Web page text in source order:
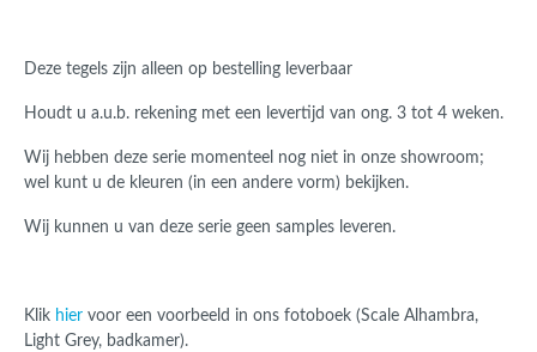
Deze tegels zijn alleen op bestelling leverbaar
Houdt u a.u.b. rekening met een levertijd van ong. 3 tot 4 weken.
Wij hebben deze serie momenteel nog niet in onze showroom;
wel kunt u de kleuren (in een andere vorm) bekijken.
Wij kunnen u van deze serie geen samples leveren.
Klik hier voor een voorbeeld in ons fotoboek (Scale Alhambra,
Light Grey, badkamer).